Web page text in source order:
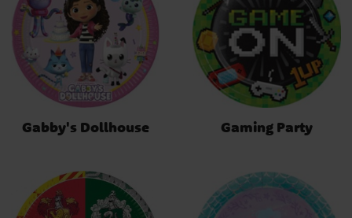
Gabby's Dollhouse Gaming Party